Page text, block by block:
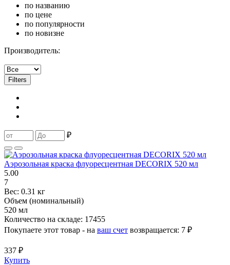
по названию
по цене
по популярности
по новизне
Производитель:
Filters
₽
Аэрозольная краска флуоресцентная DECORIX 520 мл
5.00
7
Вес: 0.31 кг
Объем (номинальный)
520 мл
Количество на складе: 17455
Покупаете этот товар - на ваш счет возвращается: 7 ₽
337 ₽
Купить